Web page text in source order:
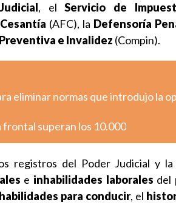
, elServicio de
(AFC), la Defensoría
e Invalidez (Compin).
eliminar normas que introdujo la
superan los 10.000
registros del Poder Judicial y
e inhabilidades laborales del
para conducir, el